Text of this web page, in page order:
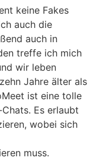
keine Fakes
auch die
auch in
treffe ich mich
wir leben
Jahre älter als
ist eine tolle
Es erlaubt
wobei sich
muss.